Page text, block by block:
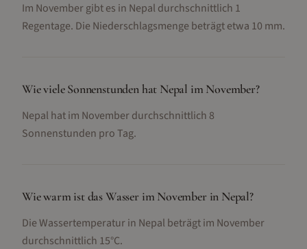
Im November gibt es in Nepal durchschnittlich 1
Regentage. Die Niederschlagsmenge beträgt etwa 10 mm.
Wie viele Sonnenstunden hat Nepal im November?
Nepal hat im November durchschnittlich 8
Sonnenstunden pro Tag.
Wie warm ist das Wasser im November in Nepal?
Die Wassertemperatur in Nepal beträgt im November
durchschnittlich 15°C.